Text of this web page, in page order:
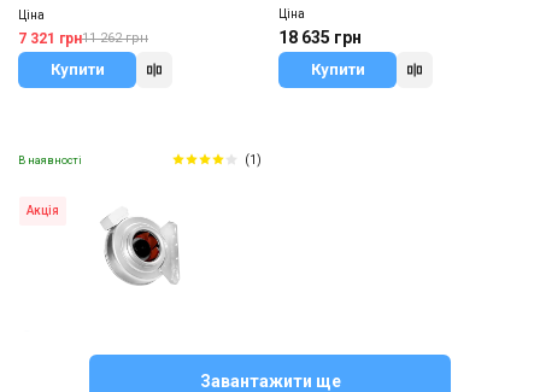
Ціна
7 321 грн11 262 грн
Купити
Ціна
18 635 грн
Купити
В наявності (1)
Акція
Канальний вентилятор Systemair
Завантажити ще